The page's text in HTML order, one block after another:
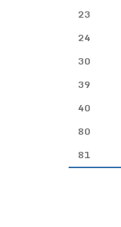
23
24
30
39
40
80
81